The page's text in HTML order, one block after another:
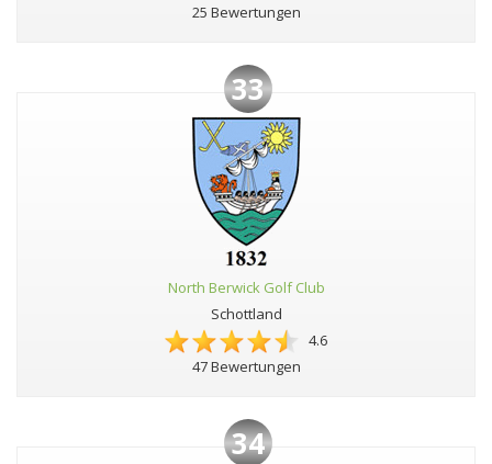
25 Bewertungen
33
North Berwick Golf Club
Schottland
4.6
47 Bewertungen
34